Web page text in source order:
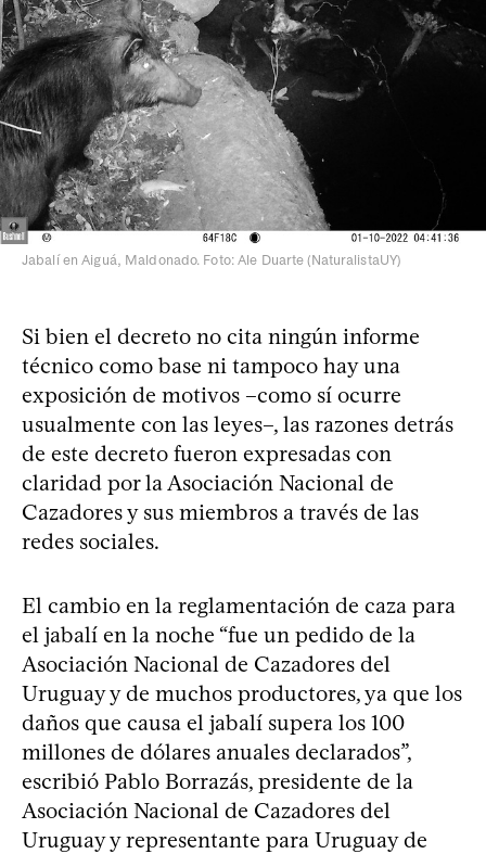
Jabalí en Aiguá, Maldonado. Foto: Ale Duarte (NaturalistaUY)
Si bien el decreto no cita ningún informe
técnico como base ni tampoco hay una
exposición de motivos –como sí ocurre
usualmente con las leyes–, las razones detrás
de este decreto fueron expresadas con
claridad por la Asociación Nacional de
Cazadores y sus miembros a través de las
redes sociales.
El cambio en la reglamentación de caza para
el jabalí en la noche “fue un pedido de la
Asociación Nacional de Cazadores del
Uruguay y de muchos productores, ya que los
daños que causa el jabalí supera los 100
millones de dólares anuales declarados”,
escribió Pablo Borrazás, presidente de la
Asociación Nacional de Cazadores del
Uruguay y representante para Uruguay de